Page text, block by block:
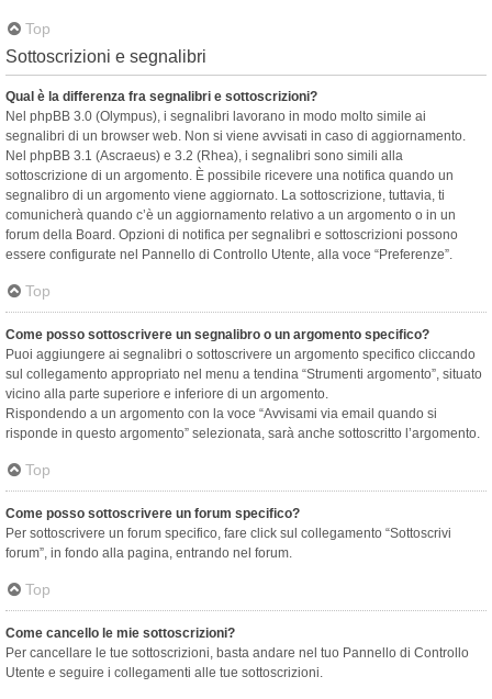
Top
Sottoscrizioni e segnalibri
Qual è la differenza fra segnalibri e sottoscrizioni?
Nel phpBB 3.0 (Olympus), i segnalibri lavorano in modo molto simile ai
segnalibri di un browser web. Non si viene avvisati in caso di aggiornamento.
Nel phpBB 3.1 (Ascraeus) e 3.2 (Rhea), i segnalibri sono simili alla
sottoscrizione di un argomento. È possibile ricevere una notifica quando un
segnalibro di un argomento viene aggiornato. La sottoscrizione, tuttavia, ti
comunicherà quando c’è un aggiornamento relativo a un argomento o in un
forum della Board. Opzioni di notifica per segnalibri e sottoscrizioni possono
essere configurate nel Pannello di Controllo Utente, alla voce “Preferenze”.
Top
Come posso sottoscrivere un segnalibro o un argomento specifico?
Puoi aggiungere ai segnalibri o sottoscrivere un argomento specifico cliccando
sul collegamento appropriato nel menu a tendina “Strumenti argomento”, situato
vicino alla parte superiore e inferiore di un argomento.
Rispondendo a un argomento con la voce “Avvisami via email quando si
risponde in questo argomento” selezionata, sarà anche sottoscritto l’argomento.
Top
Come posso sottoscrivere un forum specifico?
Per sottoscrivere un forum specifico, fare click sul collegamento “Sottoscrivi
forum”, in fondo alla pagina, entrando nel forum.
Top
Come cancello le mie sottoscrizioni?
Per cancellare le tue sottoscrizioni, basta andare nel tuo Pannello di Controllo
Utente e seguire i collegamenti alle tue sottoscrizioni.